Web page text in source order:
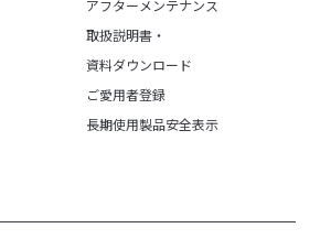
アフターメンテナンス
取扱説明書・
資料ダウンロード
ご愛用者登録
長期使用製品安全表示